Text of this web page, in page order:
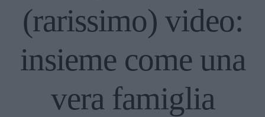
(rarissimo) video:
insieme come una
vera famiglia